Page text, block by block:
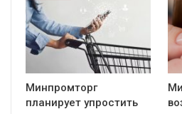
Минпромторг
планирует упростить